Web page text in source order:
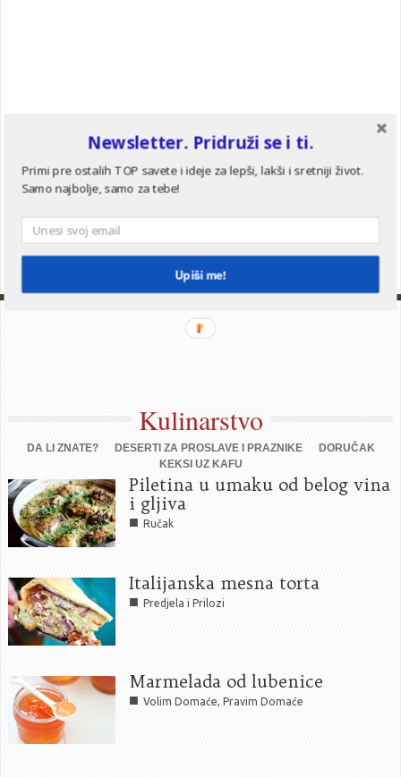
Kulinarstvo
DA LI ZNATE? DESERTI ZA PROSLAVE I PRAZNIKE
DORUČAK
KEKSI UZ KAFU
Piletina u umaku od belog vina
i gljiva
■ Ručak
Italijanska mesna torta
■ Predjela i Prilozi
Marmelada od lubenice
■ Volim Domaće, Pravim Domaće
Newsletter. Pridruži se i ti.
Primi pre ostalih TOP savete i ideje za lepši, lakši i sretniji život.
Samo najbolje, samo za tebe!
Upiši me!